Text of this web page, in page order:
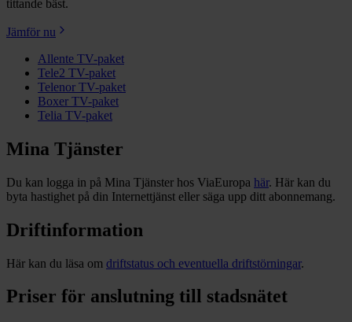
tittande bäst.
Jämför nu
Allente TV-paket
Tele2 TV-paket
Telenor TV-paket
Boxer TV-paket
Telia TV-paket
Mina Tjänster
Du kan logga in på Mina Tjänster hos ViaEuropa här. Här kan du
byta hastighet på din Internettjänst eller säga upp ditt abonnemang.
Driftinformation
Här kan du läsa om driftstatus och eventuella driftstörningar.
Priser för anslutning till stadsnätet